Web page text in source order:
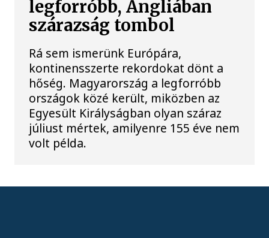
legforróbb, Angliában
szárazság tombol
Rá sem ismerünk Európára,
kontinensszerte rekordokat dönt a
hőség. Magyarország a legforróbb
országok közé került, miközben az
Egyesült Királyságban olyan száraz
júliust mértek, amilyenre 155 éve nem
volt példa.